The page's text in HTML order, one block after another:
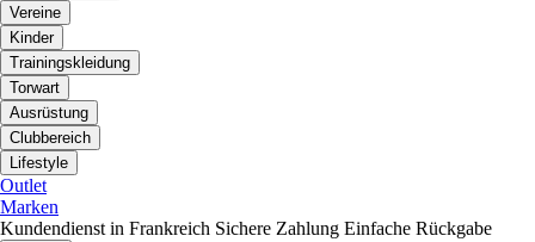
Vereine
Kinder
Trainingskleidung
Torwart
Ausrüstung
Clubbereich
Lifestyle
Outlet
Marken
Kundendienst in Frankreich Sichere Zahlung Einfache Rückgabe